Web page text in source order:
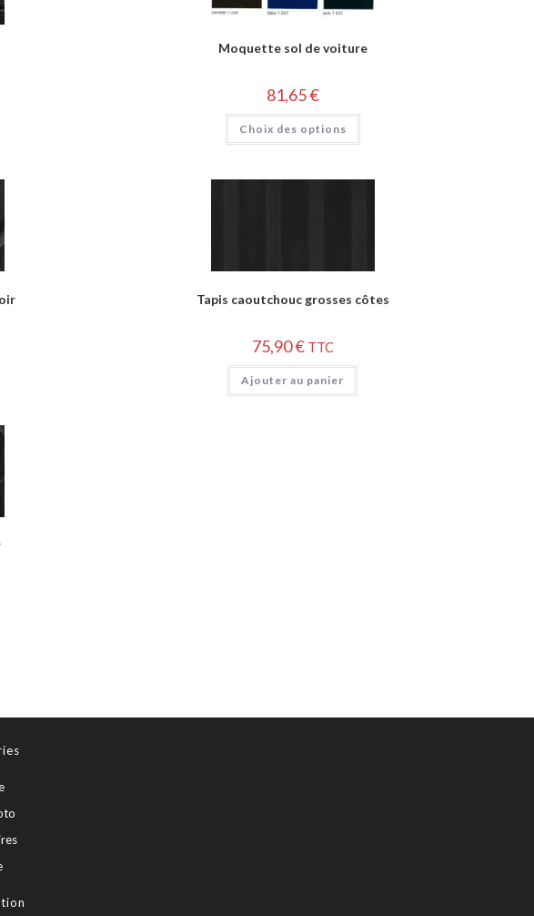
Moquette sol de voiture
81,65€
Choix des options
Tapis caoutchouc grosses côtes
75,90€ TTC
Ajouter au panier